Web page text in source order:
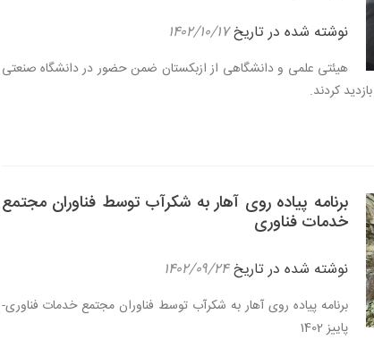
نوشته شده در تاریخ۱۴۰۲/۱۰/۱۷
هیئتی علمی و دانشگاهی از ازبکستان ضمن حضور در دانشگاه صنعتی
کردند.
برنامه پیاده روی آهار به شکرآب توسط فناوران مجتمع
خدمات فناوری
نوشته شده در تاریخ۱۴۰۲/۰۹/۲۴
برنامه پیاده روی آهار به شکرآب توسط فناوران مجتمع خدمات فناوری-
پاییز 1402